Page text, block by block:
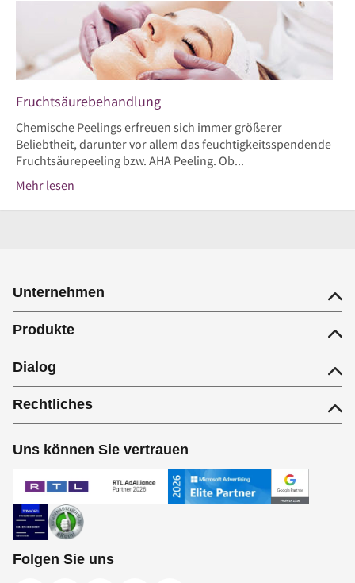
Fruchtsäurebehandlung
Chemische Peelings erfreuen sich immer größerer
Beliebtheit, darunter vor allem das feuchtigkeitsspendende
Fruchtsäurepeeling bzw. AHA Peeling. Ob...
Mehr lesen
Unternehmen
Produkte
Dialog
Rechtliches
Uns können Sie vertrauen
Folgen Sie uns